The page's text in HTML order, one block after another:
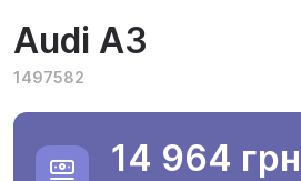
Audi A3
1497582
14 964 грн